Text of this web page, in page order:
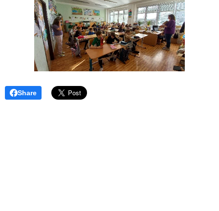
Share